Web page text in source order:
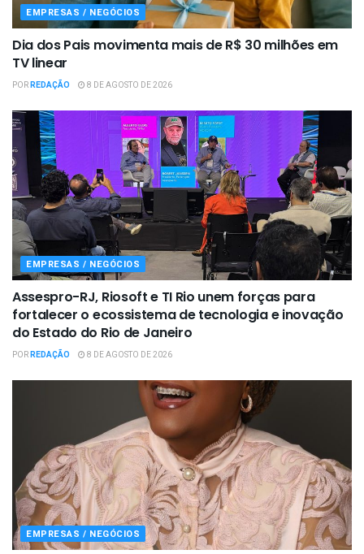
EMPRESAS / NEGÓCIOS
Dia dos Pais movimenta mais de R$ 30 milhões em
TV linear
PORREDAÇÃO 8 DE AGOSTO DE 2026
EMPRESAS / NEGÓCIOS
Assespro-RJ, Riosoft e TI Rio unem forças para
fortalecer o ecossistema de tecnologia e inovação
do Estado do Rio de Janeiro
PORREDAÇÃO 8 DE AGOSTO DE 2026
EMPRESAS / NEGÓCIOS